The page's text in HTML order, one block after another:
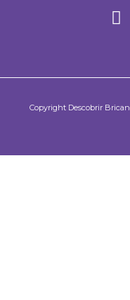
Copyright Descobrir